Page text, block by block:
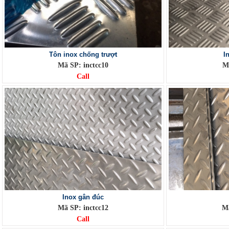
Tôn inox chống trượt
Mã SP: inctcc10
Call
Inox gân đúc
Mã SP: inctcc12
Call